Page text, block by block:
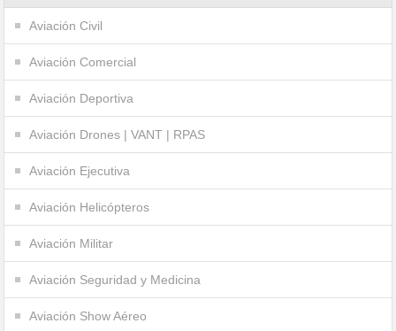
Aviación Civil
Aviación Comercial
Aviación Deportiva
Aviación Drones | VANT | RPAS
Aviación Ejecutiva
Aviación Helicópteros
Aviación Militar
Aviación Seguridad y Medicina
Aviación Show Aéreo